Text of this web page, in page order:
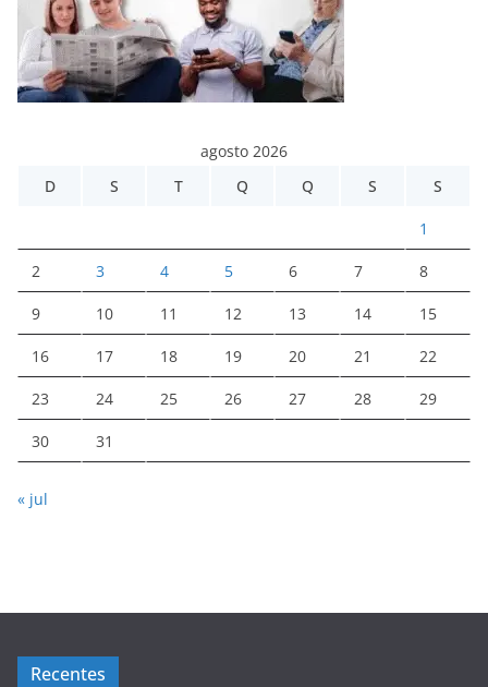
agosto 2026
D
S T Q Q S S
1
2 3 4 5 6 7 8
9 10 11 12 13 14 15
16 17 18 19 20 21 22
23 24 25 26 27 28 29
30 31
« jul
Recentes